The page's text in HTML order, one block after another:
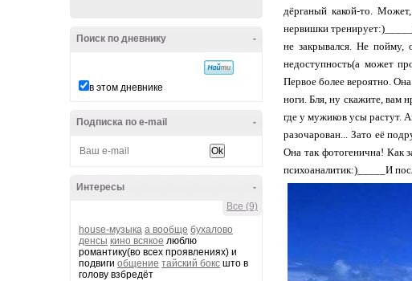
-
Поиск по дневнику
в этом дневнике
-
Подписка по e-mail
-
Интересы
Все (9)
house-музыка а вообще бухалово
денсы кино всякое люблю
романтику(во всех проявлениях) и
подвиги общение тайский бокс што в
голову взбредёт
дёрганый какой-то.
нервишки
не закрывался. Не
недоступность(а может
Первое более вероятно.
ноги. Бля, ну скажите, вам
где у мужиков усы растут.
разочарован... Зато её
Она так фотогенична! Как
психоаналитик:)_____И